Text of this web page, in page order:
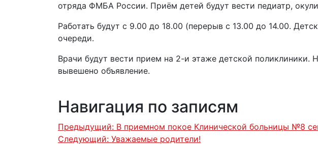
отряда ФМБА России. Приём детей будут вести педиатр,
Работать будут с 9.00 до 18.00 (перерыв с 13.00 до 14.00.
очереди.
Врачи будут вести прием на 2-и этаже детской поликлиники.
вывешено объявление.
Навигация по записям
Предыдущий: В приемном покое Клинической больницы №8
Следующий: Уважаемые родители!